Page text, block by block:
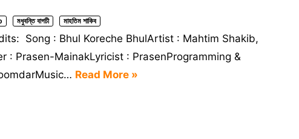
মধুবন্তি বাগচী মাহতিম শাকিব
Song : Bhul Koreche BhulArtist : Mahtim Shakib,
: Prasen-MainakLyricist : PrasenProgramming &
Read More »